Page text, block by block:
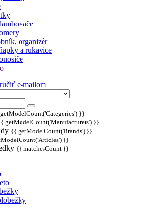
organizér
a rukavice
e-mailom
}}
getModelCount('Manufacturers') }}
{{ getModelCount('Brands') }}
}}
{{ matchesCount }}